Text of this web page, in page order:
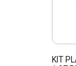
KIT